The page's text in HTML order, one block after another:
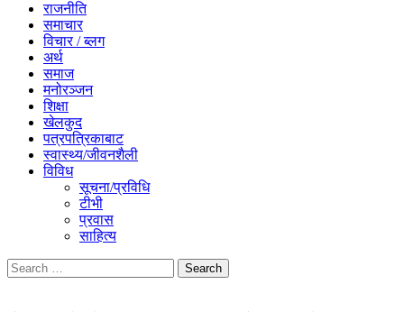
राजनीति
समाचार
विचार / ब्लग
अर्थ
समाज
मनोरञ्जन
शिक्षा
खेलकुद
पत्रपत्रिकाबाट
स्वास्थ्य/जीवनशैली
विविध
सूचना/प्रविधि
टीभी
प्रवास
साहित्य
Search
for: